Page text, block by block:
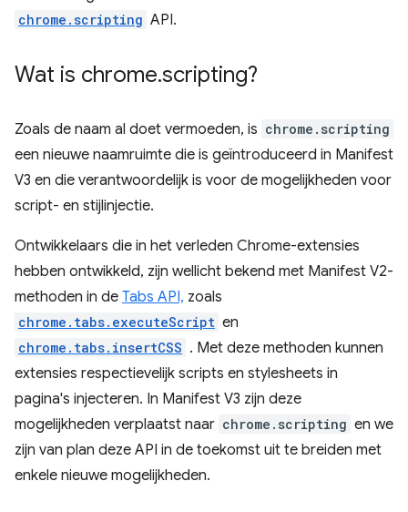
chrome.scripting API.
Wat is chrome.scripting?
Zoals de naam al doet vermoeden, is chrome.scripting
een nieuwe naamruimte die is geïntroduceerd in Manifest
V3 en die verantwoordelijk is voor de mogelijkheden voor
script- en stijlinjectie.
Ontwikkelaars die in het verleden Chrome-extensies
hebben ontwikkeld, zijn wellicht bekend met Manifest V2-
methoden in de Tabs API, zoals
chrome.tabs.executeScript en
chrome.tabs.insertCSS . Met deze methoden kunnen
extensies respectievelijk scripts en stylesheets in
pagina's injecteren. In Manifest V3 zijn deze
mogelijkheden verplaatst naar chrome.scripting en we
zijn van plan deze API in de toekomst uit te breiden met
enkele nieuwe mogelijkheden.